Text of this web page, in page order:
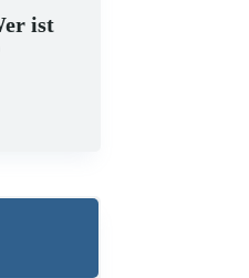
ist